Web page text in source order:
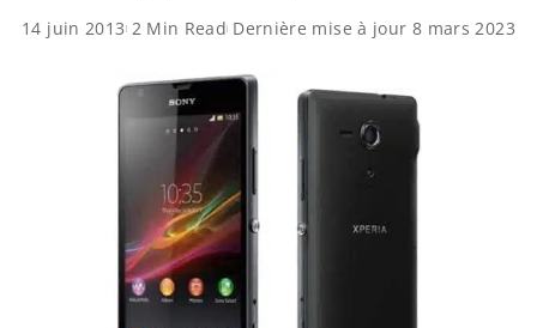
14 juin 2013 2 Min Read Dernière mise à jour 8 mars 2023